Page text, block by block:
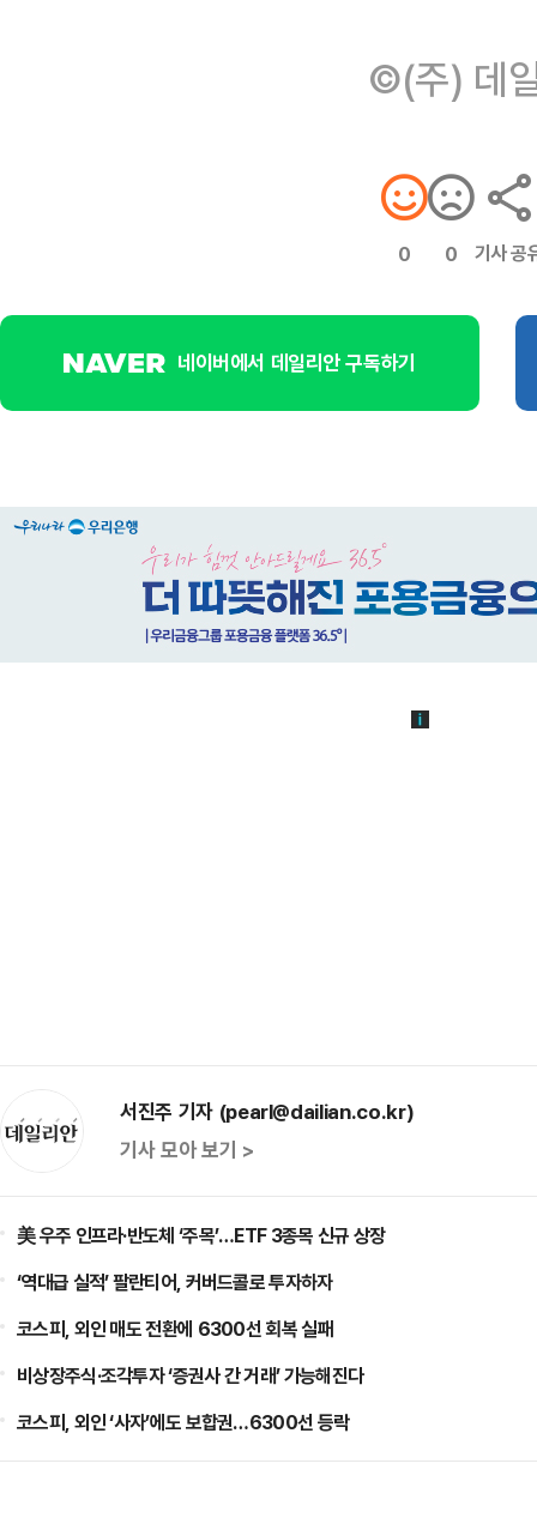
©(주) 데
0 0 기사 공
네이버에서 데일리안 구독하기
서진주 기자 (pearl@dailian.co.kr)
기사 모아 보기 >
美 우주 인프라·반도체 ‘주목’…ETF 3종목 신규 상장
‘역대급 실적’ 팔란티어, 커버드콜로 투자하자
코스피, 외인 매도 전환에 6300선 회복 실패
비상장주식·조각투자 ‘증권사 간 거래’ 가능해진다
코스피, 외인 ‘사자’에도 보합권…6300선 등락